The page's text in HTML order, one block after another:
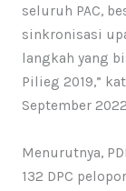
seluruh PAC,
sinkronisasi
langkah yang
Pilieg 2019,”
September
Menurutnya,
132 DPC